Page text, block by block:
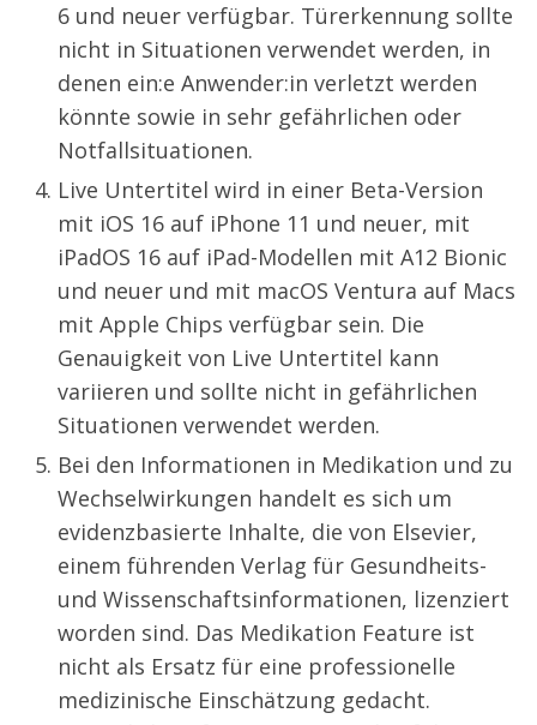
6 und neuer verfügbar. Türerkennung sollte
nicht in Situationen verwendet werden, in
denen ein:e Anwender:in verletzt werden
könnte sowie in sehr gefährlichen oder
Notfallsituationen.
Live Untertitel wird in einer Beta-Version
mit iOS 16 auf iPhone 11 und neuer, mit
iPadOS 16 auf iPad-Modellen mit A12 Bionic
und neuer und mit macOS Ventura auf Macs
mit Apple Chips verfügbar sein. Die
Genauigkeit von Live Untertitel kann
variieren und sollte nicht in gefährlichen
Situationen verwendet werden.
Bei den Informationen in Medikation und zu
Wechselwirkungen handelt es sich um
evidenzbasierte Inhalte, die von Elsevier,
einem führenden Verlag für Gesundheits-
und Wissenschaftsinformationen, lizenziert
worden sind. Das Medikation Feature ist
nicht als Ersatz für eine professionelle
medizinische Einschätzung gedacht.